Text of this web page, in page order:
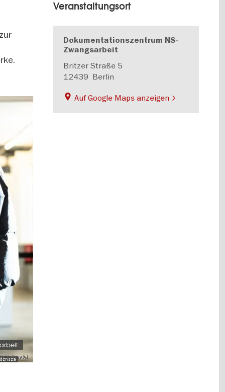
Veranstaltungsort
Dokumentationszentrum NS-
Zwangsarbeit
Britzer Straße 5
12439 Berlin
Auf Google Maps anzeigen